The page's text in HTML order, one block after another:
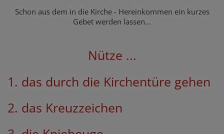
Schon aus dem in die Kirche - Hereinkommen ein kurzes
Gebet werden lassen...
Nütze ...
1. das durch die Kirchentüre gehen
2. das Kreuzzeichen